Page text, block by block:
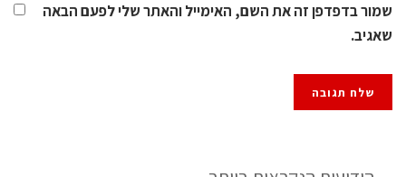
שמור בדפדפן זה את השם, האימייל והאתר שלי לפעם הבאה
שאגיב.